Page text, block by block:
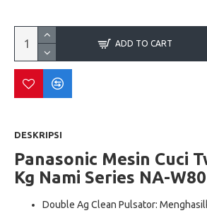
ADD TO CART
DESKRIPSI
Panasonic Mesin Cuci
Kg Nami Series NA-
Double Ag Clean Pulsator: